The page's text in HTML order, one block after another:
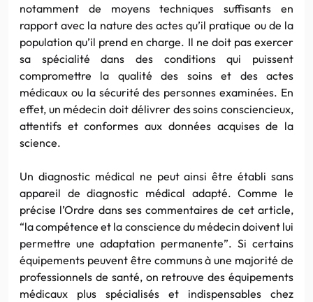
notamment de moyens techniques suffisants en
rapport avec la nature des actes qu’il pratique ou de la
population qu’il prend en charge. Il ne doit pas exercer
sa spécialité dans des conditions qui puissent
compromettre la qualité des soins et des actes
médicaux ou la sécurité des personnes examinées. En
effet, un médecin doit délivrer des soins consciencieux,
attentifs et conformes aux données acquises de la
science.
Un diagnostic médical ne peut ainsi être établi sans
appareil de diagnostic médical adapté. Comme le
précise l’Ordre dans ses commentaires de cet article,
“la compétence et la conscience du médecin doivent lui
permettre une adaptation permanente”. Si certains
équipements peuvent être communs à une majorité de
professionnels de santé, on retrouve des équipements
médicaux plus spécialisés et indispensables chez